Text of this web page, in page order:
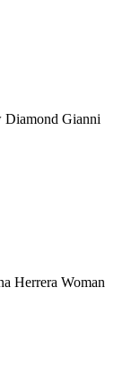
Diamond Gianni
Herrera Woman